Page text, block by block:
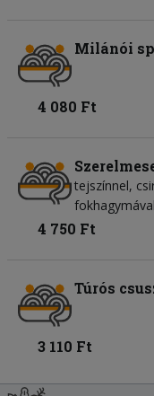
Milánói
4 080 Ft
tejszínnel,
4 750 Ft
Túrós
3 110 Ft